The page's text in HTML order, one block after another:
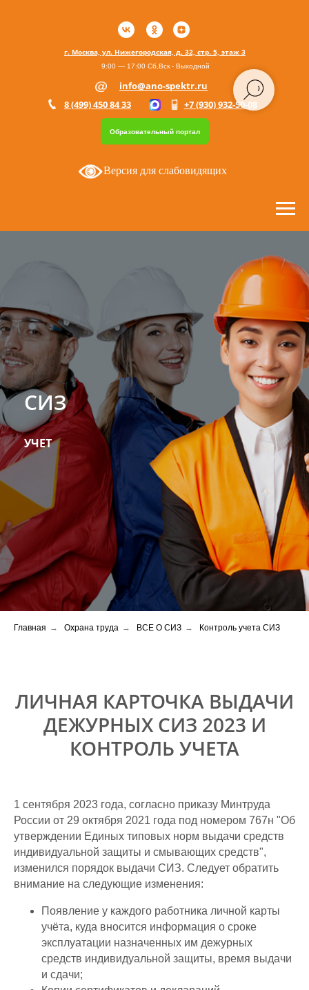
Образовательный портал
г. Москва, ул. Нижегородская, д. 32, стр. 5, этаж 3
+7 (930) 932-50-08
8 (499) 450 84 33
info@ano-spektr.ru
9:00 — 17:00 Сб,Вск - Выходной
Версия для слабовидящих
СИЗ
УЧЕТ
Главная → Охрана труда → ВСЕ О СИЗ → Контроль учета СИЗ
ЛИЧНАЯ КАРТОЧКА ВЫДАЧИ
ДЕЖУРНЫХ СИЗ 2023 И
КОНТРОЛЬ УЧЕТА
1 сентября 2023 года, согласно приказу Минтруда
России от 29 октября 2021 года под номером 767н "Об
утверждении Единых типовых норм выдачи средств
индивидуальной защиты и смывающих средств",
изменился порядок выдачи СИЗ. Следует обратить
внимание на следующие изменения:
Появление у каждого работника личной карты
учёта, куда вносится информация о сроке
эксплуатации назначенных им дежурных
средств индивидуальной защиты, время выдачи
и сдачи;